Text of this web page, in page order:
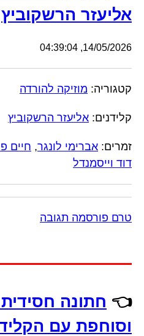
אליעזר הרשקוביץ
14/05/2026, 04:39:04
קטגוריה: מוזיקה להורדה
קלידנים: אליעזר הרשקוביץ
זמרים: אברימי לונגר, חיים
דוד וייסמנדל
טרם פורסמה תגובה
👈 חתונה
וסוחפת עם